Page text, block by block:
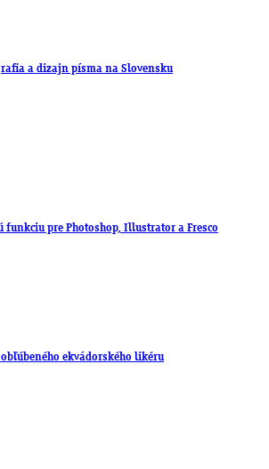
a dizajn písma na Slovensku
funkciu pre Photoshop, Illustrator a Fresco
ekvádorského likéru